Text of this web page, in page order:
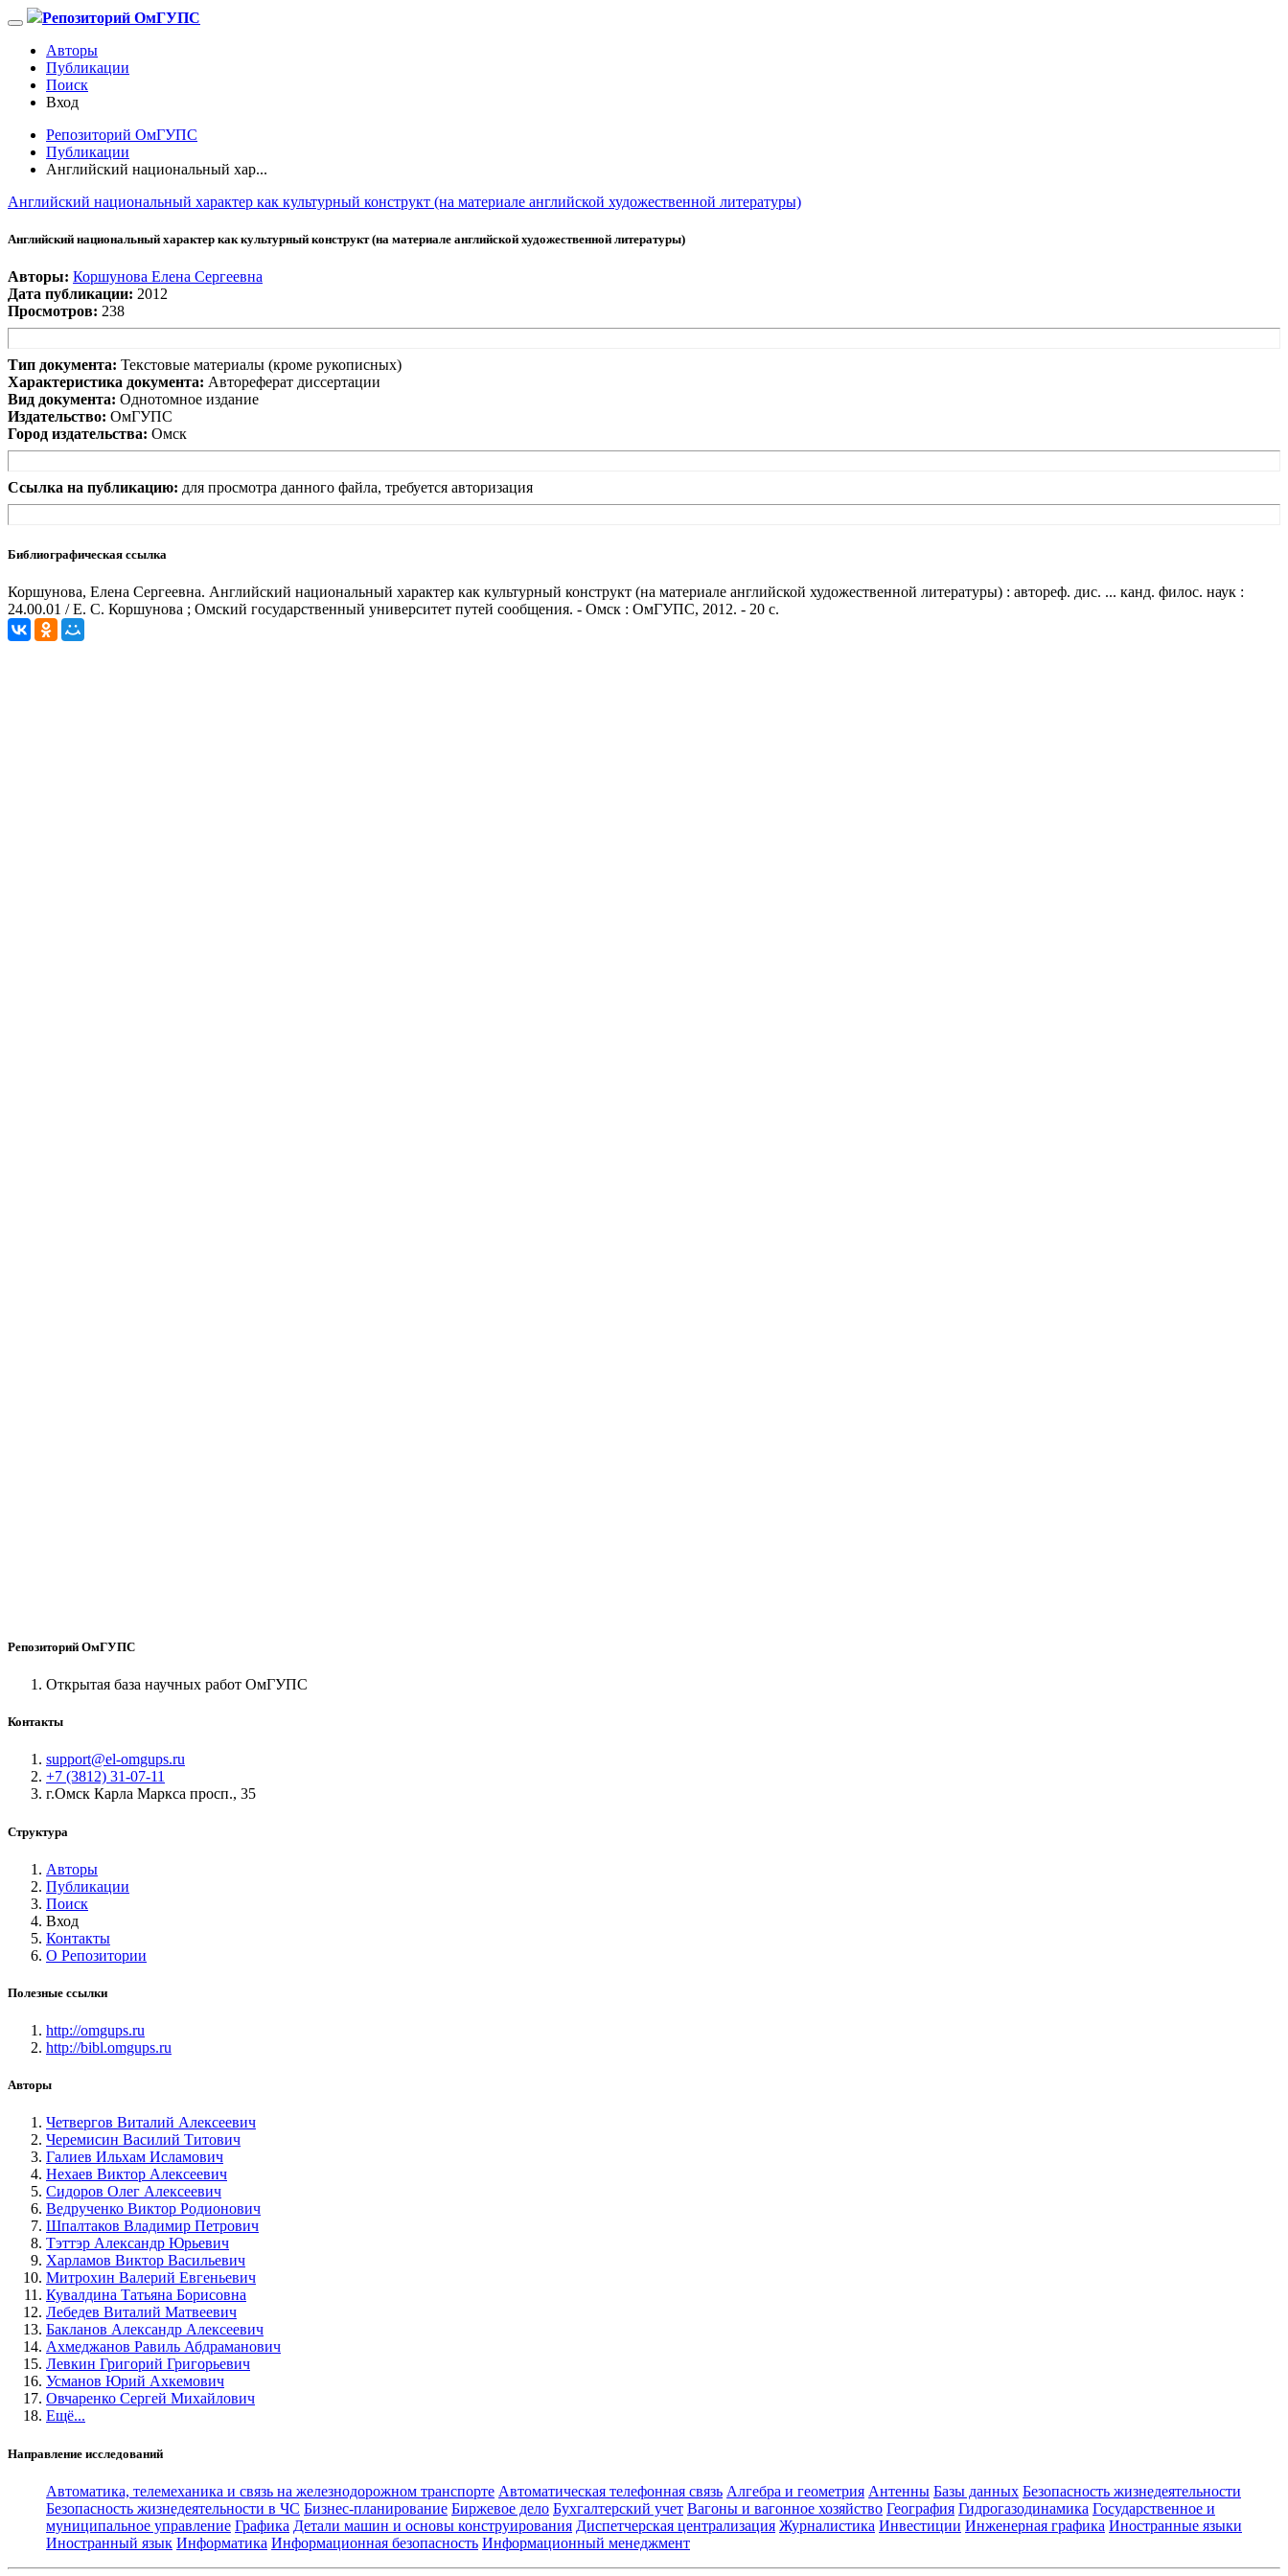
Репозиторий ОмГУПС
Авторы
Публикации
Поиск
Вход
Репозиторий ОмГУПС
Публикации
Английский национальный хар...
Английский национальный характер как культурный конструкт (на материале английской художественной литературы)
Английский национальный характер как культурный конструкт (на материале английской художественной литературы)
Авторы: Коршунова Елена Сергеевна
Дата публикации: 2012
Просмотров: 238
Тип документа: Текстовые материалы (кроме рукописных)
Характеристика документа: Автореферат диссертации
Вид документа: Однотомное издание
Издательство: ОмГУПС
Город издательства: Омск
Ссылка на публикацию: для просмотра данного файла, требуется авторизация
Библиографическая ссылка
Коршунова, Елена Сергеевна. Английский национальный характер как культурный конструкт (на материале английской художественной литературы) : автореф. дис. ... канд. филос. наук :
24.00.01 / Е. С. Коршунова ; Омский государственный университет путей сообщения. - Омск : ОмГУПС, 2012. - 20 с.
Репозиторий ОмГУПС
Открытая база научных работ ОмГУПС
Контакты
support@el-omgups.ru
+7 (3812) 31-07-11
г.Омск Карла Маркса просп., 35
Структура
Авторы
Публикации
Поиск
Вход
Контакты
О Репозитории
Полезные ссылки
http://omgups.ru
http://bibl.omgups.ru
Авторы
Четвергов Виталий Алексеевич
Черемисин Василий Титович
Галиев Ильхам Исламович
Нехаев Виктор Алексеевич
Сидоров Олег Алексеевич
Ведрученко Виктор Родионович
Шпалтаков Владимир Петрович
Тэттэр Александр Юрьевич
Харламов Виктор Васильевич
Митрохин Валерий Евгеньевич
Кувалдина Татьяна Борисовна
Лебедев Виталий Матвеевич
Бакланов Александр Алексеевич
Ахмеджанов Равиль Абдраманович
Левкин Григорий Григорьевич
Усманов Юрий Ахкемович
Овчаренко Сергей Михайлович
Ещё...
Направление исследований
Автоматика, телемеханика и связь на железнодорожном транспорте Автоматическая телефонная связь Алгебра и геометрия Антенны Базы данных Безопасность жизнедеятельности
Безопасность жизнедеятельности в ЧС Бизнес-планирование Биржевое дело Бухгалтерский учет Вагоны и вагонное хозяйство География Гидрогазодинамика Государственное и
муниципальное управление Графика Детали машин и основы конструирования Диспетчерская централизация Журналистика Инвестиции Инженерная графика Иностранные языки
Иностранный язык Информатика Информационная безопасность Информационный менеджмент